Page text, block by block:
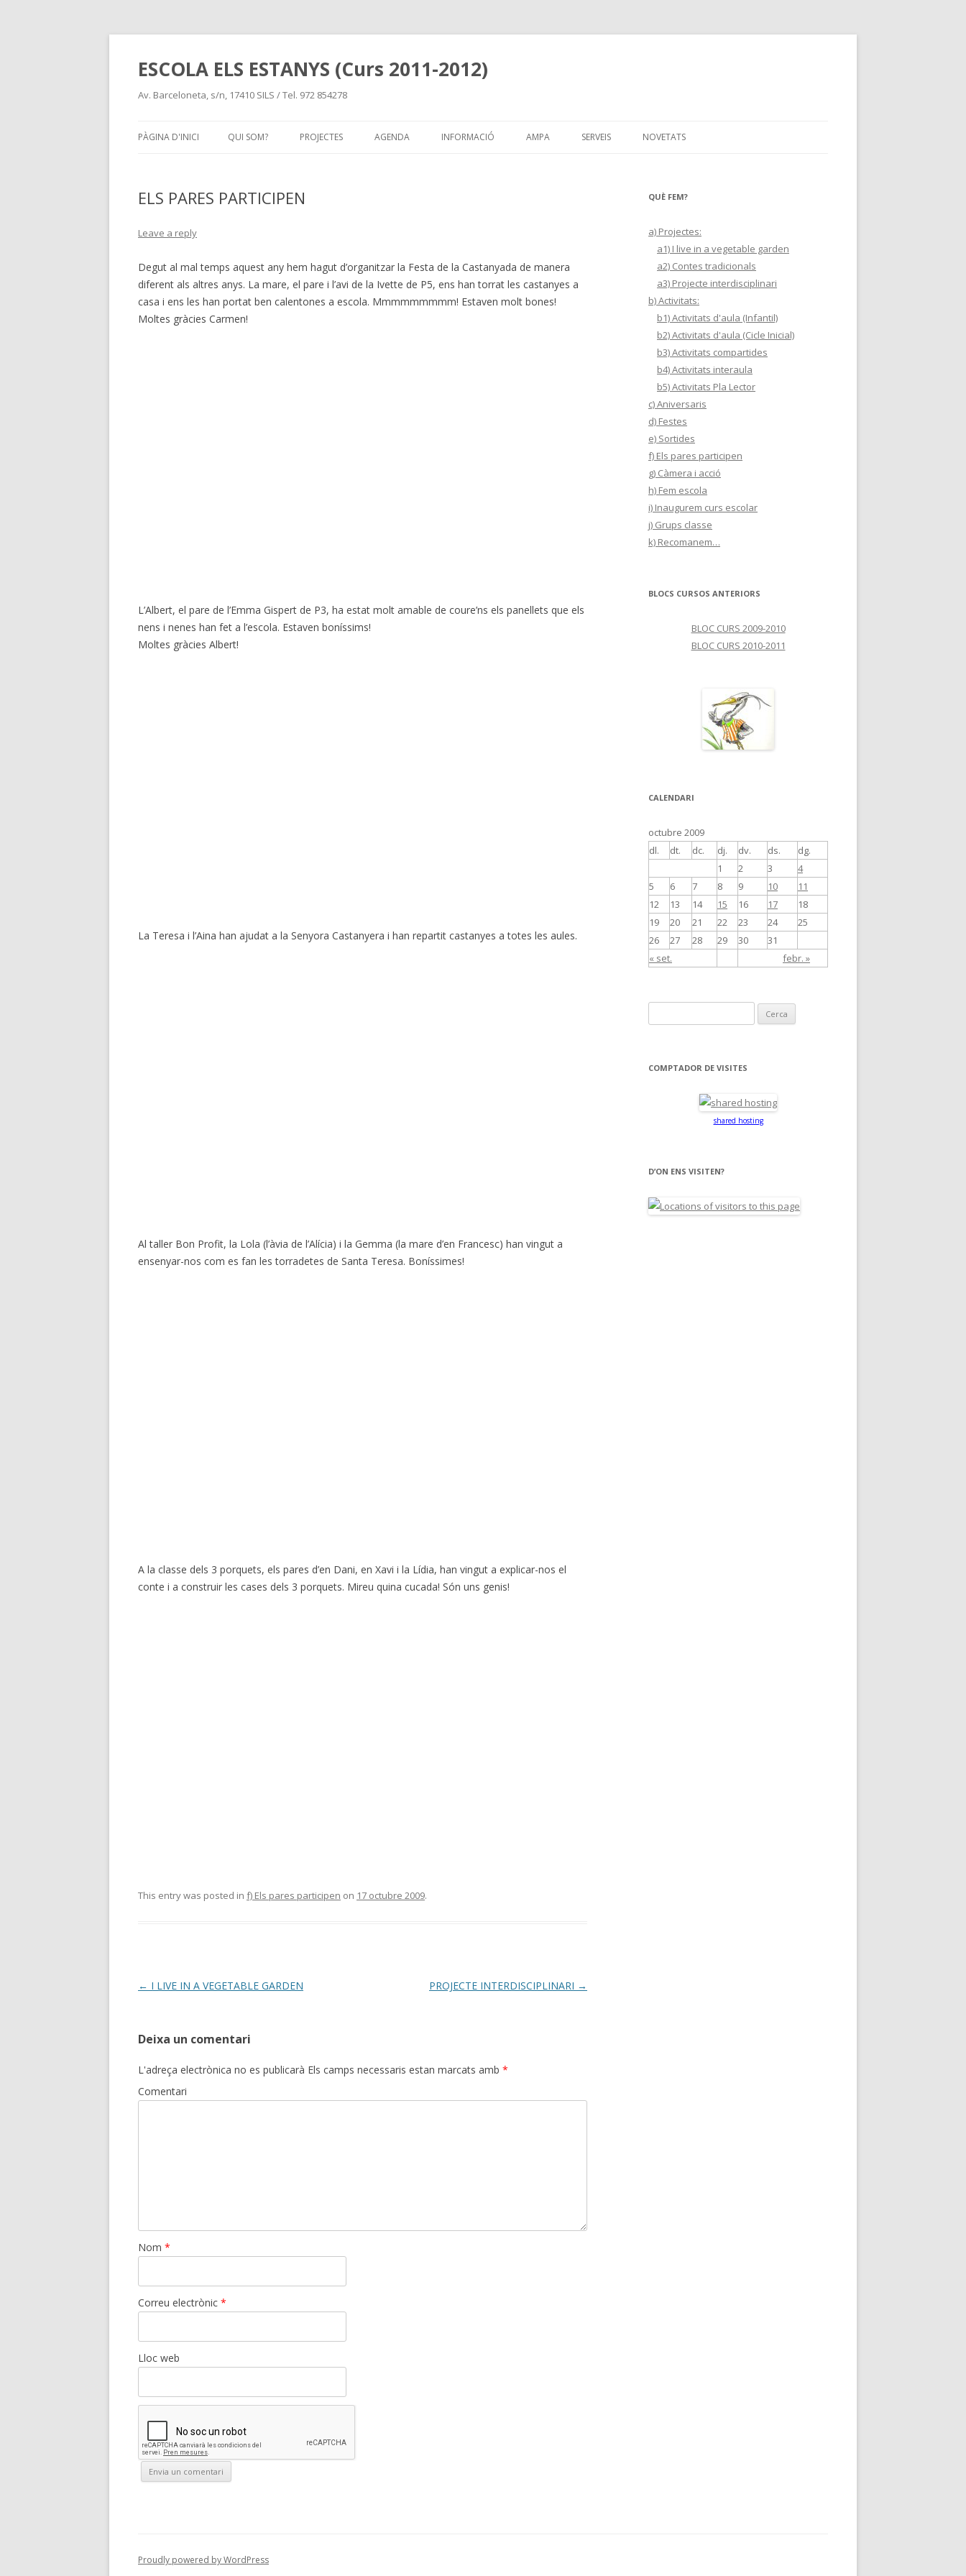
ESCOLA ELS ESTANYS (Curs 2011-2012)
Av. Barceloneta, s/n, 17410 SILS / Tel. 972 854278
to
PÀGINA D'INICI QUI SOM? PROJECTES AGENDA INFORMACIÓ AMPA SERVEIS NOVETATS
ELS PARES PARTICIPEN
Leave a reply
Degut al mal temps aquest any hem hagut d’organitzar la Festa de la Castanyada de manera
diferent als altres anys. La mare, el pare i l’avi de la Ivette de P5, ens han torrat les castanyes a
casa i ens les han portat ben calentones a escola. Mmmmmmmmm! Estaven molt bones!
Moltes gràcies Carmen!
L’Albert, el pare de l’Emma Gispert de P3, ha estat molt amable de coure’ns els panellets que els
nens i nenes han fet a l’escola. Estaven boníssims!
Moltes gràcies Albert!
La Teresa i l’Aina han ajudat a la Senyora Castanyera i han repartit castanyes a totes les aules.
Al taller Bon Profit, la Lola (l’àvia de l’Alícia) i la Gemma (la mare d’en Francesc) han vingut a
ensenyar-nos com es fan les torradetes de Santa Teresa. Boníssimes!
A la classe dels 3 porquets, els pares d’en Dani, en Xavi i la Lídia, han vingut a explicar-nos el
conte i a construir les cases dels 3 porquets. Mireu quina cucada! Són uns genis!
This entry was posted in f) Els pares participen on 17 octubre 2009.
Post
← I LIVE IN A VEGETABLE GARDEN PROJECTE INTERDISCIPLINARI →
Deixa un comentari
L'adreça electrònica no es publicarà Els camps necessaris estan marcats amb *
Comentari
Nom *
Correu electrònic *
Lloc web
QUÈ FEM?
a) Projectes:
a1) I live in a vegetable garden
a2) Contes tradicionals
a3) Projecte interdisciplinari
b) Activitats:
b1) Activitats d'aula (Infantil)
b2) Activitats d'aula (Cicle Inicial)
b3) Activitats compartides
b4) Activitats interaula
b5) Activitats Pla Lector
c) Aniversaris
d) Festes
e) Sortides
f) Els pares participen
g) Càmera i acció
h) Fem escola
i) Inaugurem curs escolar
j) Grups classe
k) Recomanem…
BLOCS CURSOS ANTERIORS
BLOC CURS 2009-2010
BLOC CURS 2010-2011
CALENDARI
octubre 2009
dl.
dt. dc. dj. dv. ds. dg.
« set. febr. »
1 2 3
4
5
6 7 8 9 10
11
12
13 14 15 16 17
18
19
20 21 22 23 24
25
26
27 28 29 30 31
e
c
COMPTADOR DE VISITES
shared hosting
D’ON ENS VISITEN?
Proudly powered by WordPress